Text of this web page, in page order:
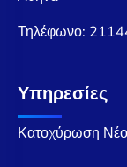
Τηλέφωνο:
Υπηρεσίες
Κατοχύρωση